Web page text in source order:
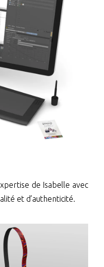
de Isabelle avec
et d’authenticité.